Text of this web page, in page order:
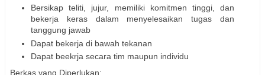
Bersikap teliti, jujur, memiliki komitmen tinggi, dan
bekerja keras dalam menyelesaikan tugas dan
tanggung jawab
Dapat bekerja di bawah tekanan
Dapat beekrja secara tim maupun individu
Berkas yang Diperlukan: